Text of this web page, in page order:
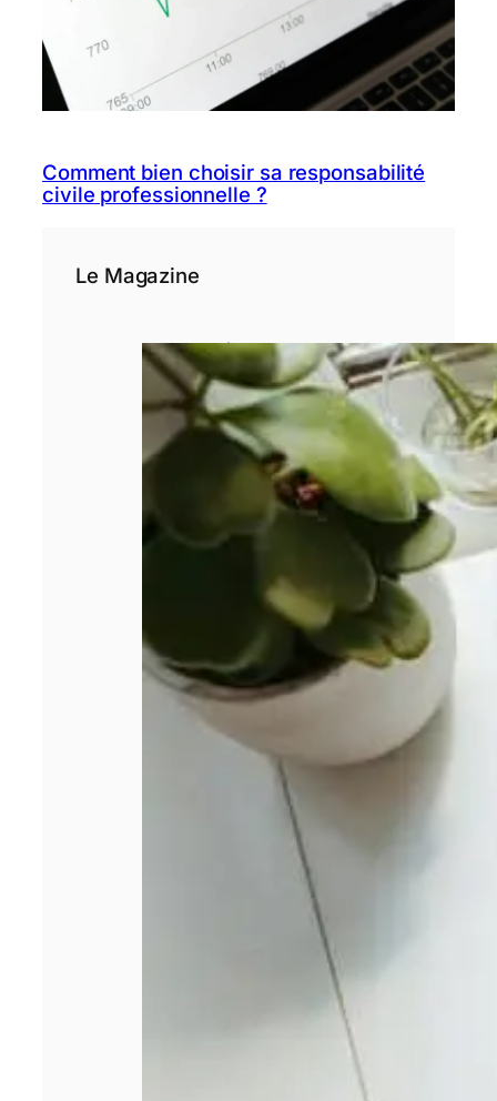
Comment bien choisir sa responsabilité
civile professionnelle ?
Le Magazine
3 étapes avant
de se lancer
dans un crédit